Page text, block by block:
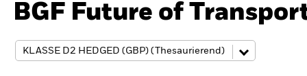
BGF Future of